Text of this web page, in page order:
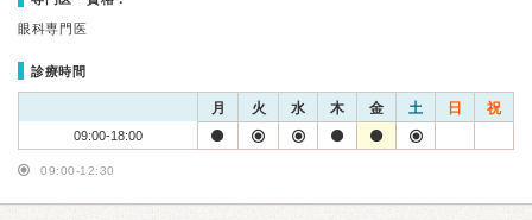
眼科専門医
診療時間
月 火 水 木 金 土 日 祝
09:00-18:00
09:00-12:30